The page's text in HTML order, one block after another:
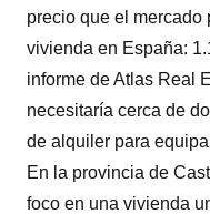
precio que el mercado
vivienda en España:
informe de Atlas Real
necesitaría cerca de
de alquiler para
En la provincia de
foco en una vivienda